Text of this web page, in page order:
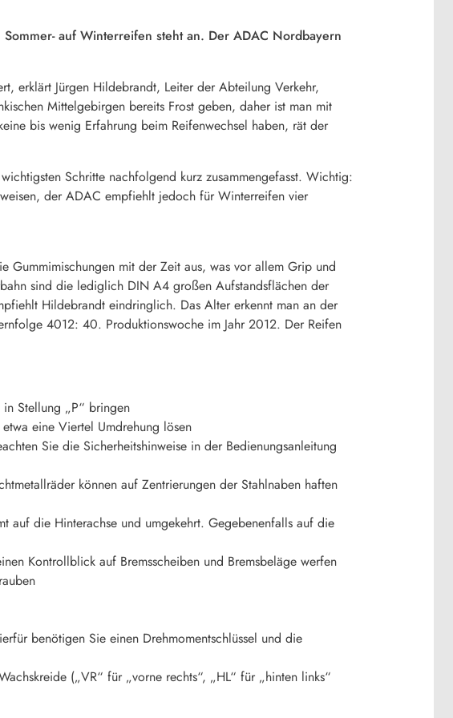
auf Winterreifen steht an. Der ADAC Nordbayern
erklärt Jürgen Hildebrandt, Leiter der Abteilung Verkehr,
Mittelgebirgen bereits Frost geben, daher ist man mit
bis wenig Erfahrung beim Reifenwechsel haben, rät der
Schritte nachfolgend kurz zusammengefasst. Wichtig:
der ADAC empfiehlt jedoch für Winterreifen vier
Gummimischungen mit der Zeit aus, was vor allem Grip und
sind die lediglich DIN A4 großen Aufstandsflächen der
Hildebrandt eindringlich. Das Alter erkennt man an der
4012: 40. Produktionswoche im Jahr 2012. Der Reifen
Stellung „P“ bringen
eine Viertel Umdrehung lösen
Sie die Sicherheitshinweise in der Bedienungsanleitung
können auf Zentrierungen der Stahlnaben haften
auf die Hinterachse und umgekehrt. Gegebenenfalls auf die
Kontrollblick auf Bremsscheiben und Bremsbeläge werfen
benötigen Sie einen Drehmomentschlüssel und die
(„VR“ für „vorne rechts“, „HL“ für „hinten links“